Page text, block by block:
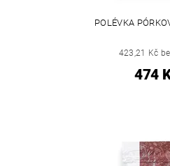
POLÉVKA
423,21 Kč
474